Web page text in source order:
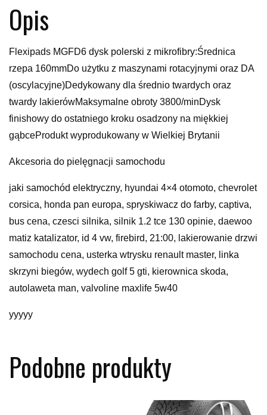
Opis
Flexipads MGFD6 dysk polerski z mikrofibry:Średnica
rzepa 160mmDo użytku z maszynami rotacyjnymi oraz DA
(oscylacyjne)Dedykowany dla średnio twardych oraz
twardy lakierówMaksymalne obroty 3800/minDysk
finishowy do ostatniego kroku osadzony na miękkiej
gąbceProdukt wyprodukowany w Wielkiej Brytanii
Akcesoria do pielęgnacji samochodu
jaki samochód elektryczny, hyundai 4×4 otomoto, chevrolet
corsica, honda pan europa, spryskiwacz do farby, captiva,
bus cena, czesci silnika, silnik 1.2 tce 130 opinie, daewoo
matiz katalizator, id 4 vw, firebird, 21:00, lakierowanie drzwi
samochodu cena, usterka wtrysku renault master, linka
skrzyni biegów, wydech golf 5 gti, kierownica skoda,
autolaweta man, valvoline maxlife 5w40
yyyyy
Podobne produkty